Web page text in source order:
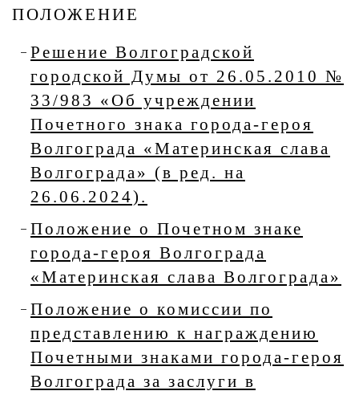
ПОЛОЖЕНИЕ
Решение Волгоградской
городской Думы от 26.05.2010 №
33/983 «Об учреждении
Почетного знака города-героя
Волгограда «Материнская слава
Волгограда» (в ред. на
26.06.2024).
Положение о Почетном знаке
города-героя Волгограда
«Материнская слава Волгограда»
Положение о комиссии по
представлению к награждению
Почетными знаками города-героя
Волгограда за заслуги в